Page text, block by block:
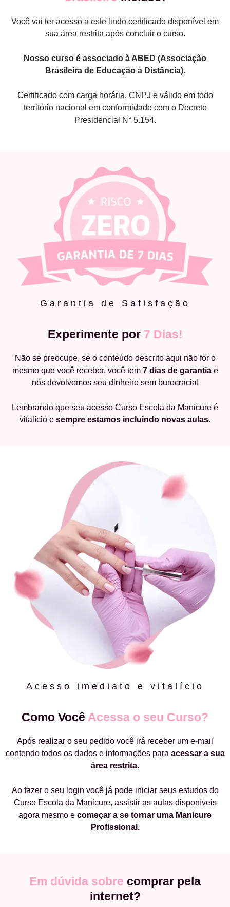
Você vai ter acesso a este lindo certificado disponível em
sua área restrita após concluir o curso.
Nosso curso é associado à ABED (Associação
Brasileira de Educação a Distância).
Certificado com carga horária, CNPJ e válido em todo
território nacional em conformidade com o Decreto
Presidencial N° 5.154.
Garantia de Satisfação
Experimente por 7 Dias!
Não se preocupe, se o conteúdo descrito aqui não for o
mesmo que você receber, você tem 7 dias de garantiae
nós devolvemos seu dinheiro sem burocracia!
Lembrando que seu acesso Curso Escola da Manicure é
vitalício e sempre estamos incluindo novas aulas.
Acesso imediato e vitalício
Como Você Acessa o seu Curso?
Após realizar o seu pedido você irá receber um e-mail
contendo todos os dados e informações para acessar a sua
área restrita.
Ao fazer o seu login você já pode iniciar seus estudos do
Curso Escola da Manicure, assistir as aulas disponíveis
agora mesmo e começar a se tornar uma Manicure
Profissional.
Em dúvida sobre comprar pela
internet?